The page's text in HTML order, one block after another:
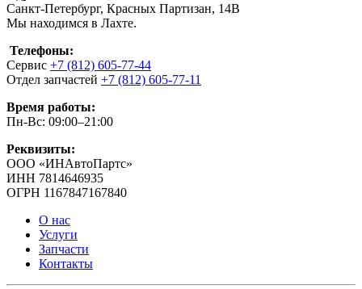
Санкт-Петербург, Красных Партизан, 14В
Мы находимся в Лахте.
Телефоны:
Сервис +7 (812) 605-77-44
Отдел запчастей +7 (812) 605-77-11
Время работы:
Пн-Вс: 09:00–21:00
Реквизиты:
ООО «ИНАвтоПартс»
ИНН 7814646935
ОГРН 1167847167840
О нас
Услуги
Запчасти
Контакты